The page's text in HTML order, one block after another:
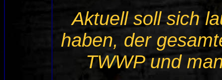
Aktuell soll sich
haben, der
TWWP und